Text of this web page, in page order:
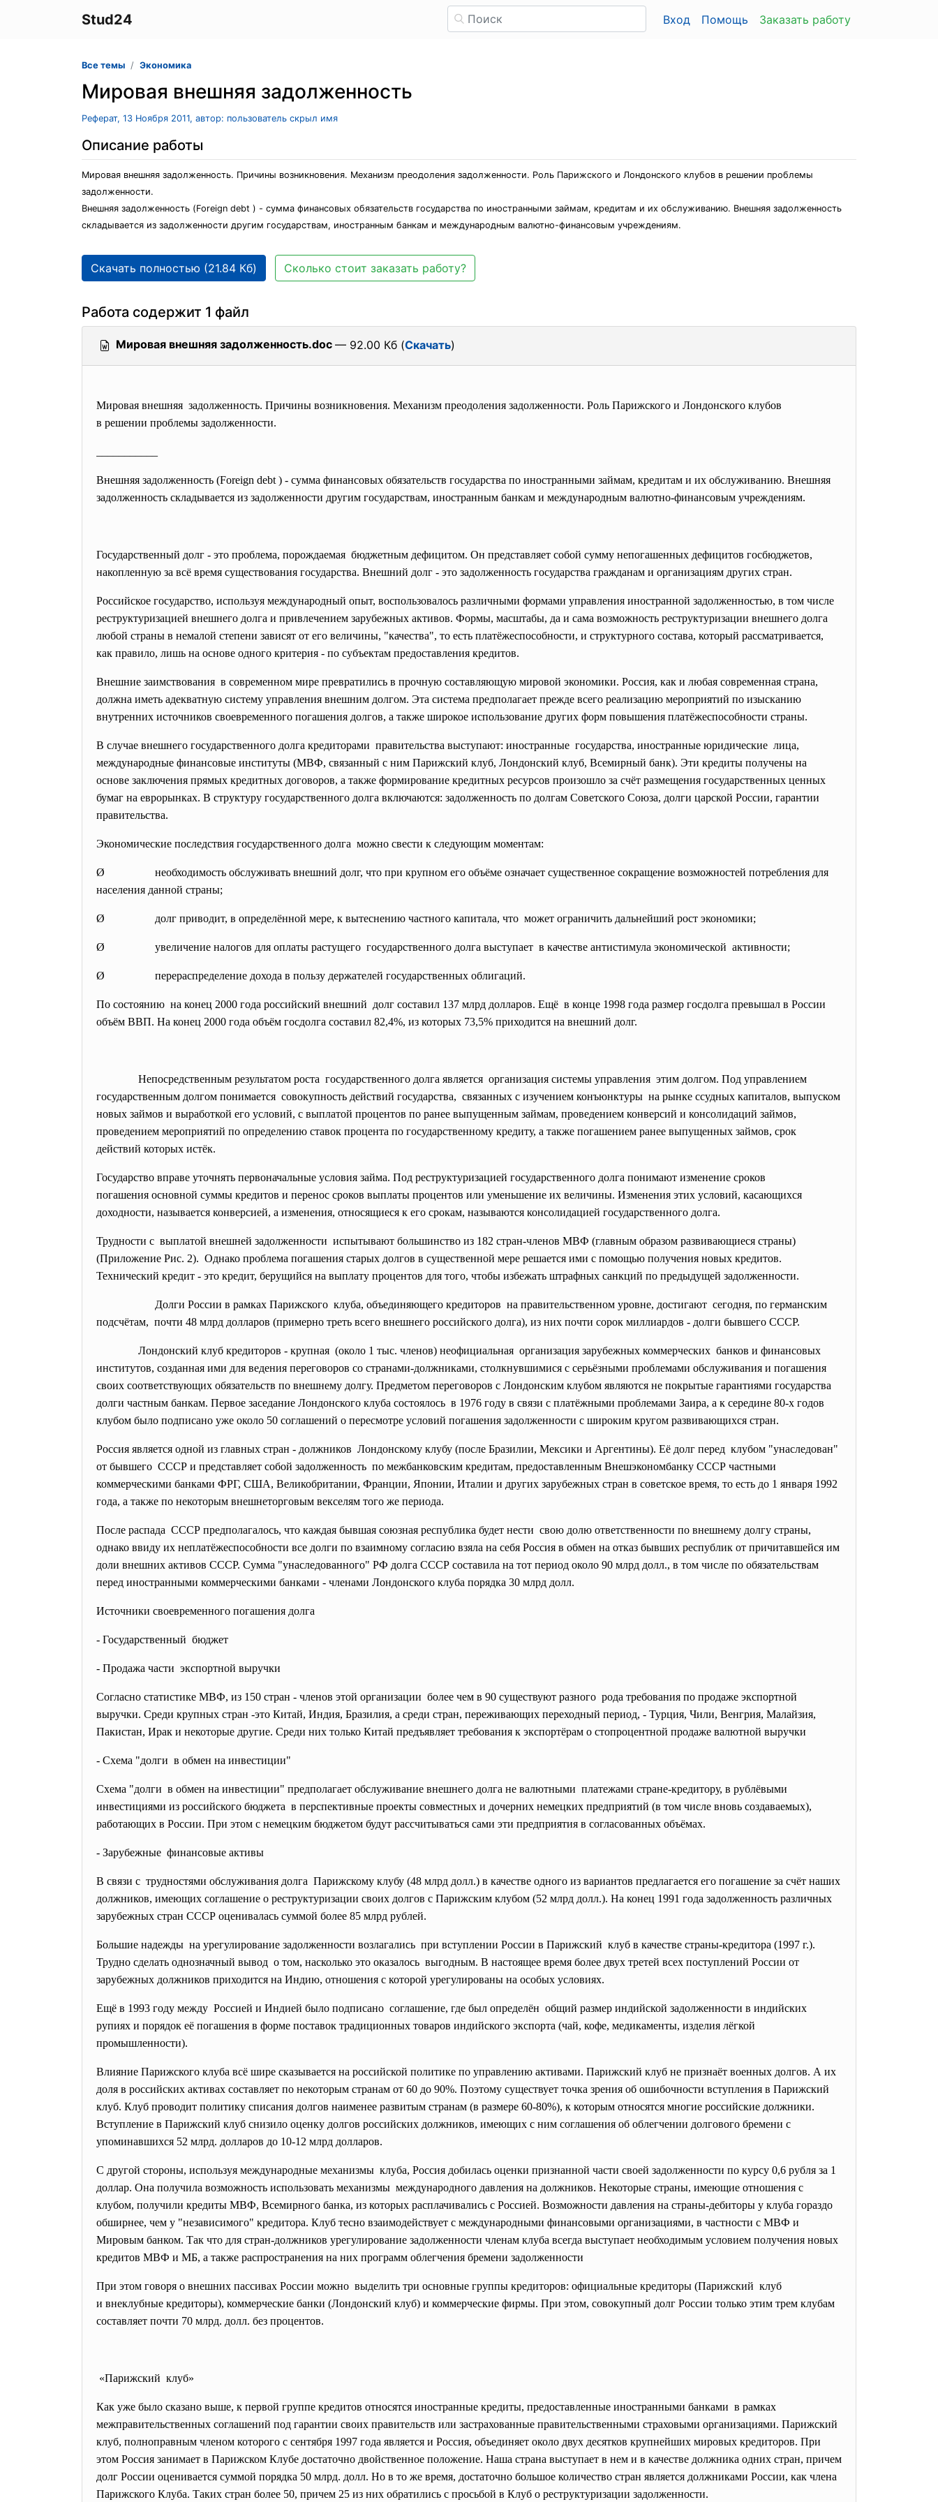
Stud24 Вход Помощь Заказать работу
Все темы Экономика
Мировая внешняя задолженность
Реферат, 13 Ноября 2011, автор: пользователь скрыл имя
Описание работы
Мировая внешняя задолженность. Причины возникновения. Механизм преодоления задолженности. Роль Парижского и Лондонского клубов в решении проблемы
задолженности.
Внешняя задолженность (Foreign debt ) - сумма финансовых обязательств государства по иностранными займам, кредитам и их обслуживанию. Внешняя задолженность
складывается из задолженности другим государствам, иностранным банкам и международным валютно-финансовым учреждениям.
Скачать полностью (21.84 Кб) Сколько стоит заказать работу?
Работа содержит 1 файл
Мировая внешняя задолженность.doc — 92.00 Кб (Скачать)
Мировая внешняя задолженность. Причины возникновения. Механизм преодоления задолженности. Роль Парижского и Лондонского клубов
в решении проблемы задолженности.
Внешняя задолженность (Foreign debt ) - сумма финансовых обязательств государства по иностранными займам, кредитам и их обслуживанию. Внешняя
задолженность складывается из задолженности другим государствам, иностранным банкам и международным валютно-финансовым учреждениям.
Государственный долг - это проблема, порождаемая бюджетным дефицитом. Он представляет собой сумму непогашенных дефицитов госбюджетов,
накопленную за всё время существования государства. Внешний долг - это задолженность государства гражданам и организациям других стран.
Российское государство, используя международный опыт, воспользовалось различными формами управления иностранной задолженностью, в том числе
реструктуризацией внешнего долга и привлечением зарубежных активов. Формы, масштабы, да и сама возможность реструктуризации внешнего долга
любой страны в немалой степени зависят от его величины, "качества", то есть платёжеспособности, и структурного состава, который рассматривается,
как правило, лишь на основе одного критерия - по субъектам предоставления кредитов.
Внешние заимствования в современном мире превратились в прочную составляющую мировой экономики. Россия, как и любая современная страна,
должна иметь адекватную систему управления внешним долгом. Эта система предполагает прежде всего реализацию мероприятий по изысканию
внутренних источников своевременного погашения долгов, а также широкое использование других форм повышения платёжеспособности страны.
В случае внешнего государственного долга кредиторами правительства выступают: иностранные государства, иностранные юридические лица,
международные финансовые институты (МВФ, связанный с ним Парижский клуб, Лондонский клуб, Всемирный банк). Эти кредиты получены на
основе заключения прямых кредитных договоров, а также формирование кредитных ресурсов произошло за счёт размещения государственных ценных
бумаг на еврорынках. В структуру государственного долга включаются: задолженность по долгам Советского Союза, долги царской России, гарантии
правительства.
Экономические последствия государственного долга можно свести к следующим моментам:
Ø необходимость обслуживать внешний долг, что при крупном его объёме означает существенное сокращение возможностей потребления для
населения данной страны;
Ø долг приводит, в определённой мере, к вытеснению частного капитала, что может ограничить дальнейший рост экономики;
Ø увеличение налогов для оплаты растущего государственного долга выступает в качестве антистимула экономической активности;
Ø перераспределение дохода в пользу держателей государственных облигаций.
По состоянию на конец 2000 года российский внешний долг составил 137 млрд долларов. Ещё в конце 1998 года размер госдолга превышал в России
объём ВВП. На конец 2000 года объём госдолга составил 82,4%, из которых 73,5% приходится на внешний долг.
Непосредственным результатом роста государственного долга является организация системы управления этим долгом. Под управлением
государственным долгом понимается совокупность действий государства, связанных с изучением конъюнктуры на рынке ссудных капиталов, выпуском
новых займов и выработкой его условий, с выплатой процентов по ранее выпущенным займам, проведением конверсий и консолидаций займов,
проведением мероприятий по определению ставок процента по государственному кредиту, а также погашением ранее выпущенных займов, срок
действий которых истёк.
Государство вправе уточнять первоначальные условия займа. Под реструктуризацией государственного долга понимают изменение сроков
погашения основной суммы кредитов и перенос сроков выплаты процентов или уменьшение их величины. Изменения этих условий, касающихся
доходности, называется конверсией, а изменения, относящиеся к его срокам, называются консолидацией государственного долга.
Трудности с выплатой внешней задолженности испытывают большинство из 182 стран-членов МВФ (главным образом развивающиеся страны)
(Приложение Рис. 2). Однако проблема погашения старых долгов в существенной мере решается ими с помощью получения новых кредитов.
Технический кредит - это кредит, берущийся на выплату процентов для того, чтобы избежать штрафных санкций по предыдущей задолженности.
Долги России в рамках Парижского клуба, объединяющего кредиторов на правительственном уровне, достигают сегодня, по германским
подсчётам, почти 48 млрд долларов (примерно треть всего внешнего российского долга), из них почти сорок миллиардов - долги бывшего СССР.
Лондонский клуб кредиторов - крупная (около 1 тыс. членов) неофициальная организация зарубежных коммерческих банков и финансовых
институтов, созданная ими для ведения переговоров со странами-должниками, столкнувшимися с серьёзными проблемами обслуживания и погашения
своих соответствующих обязательств по внешнему долгу. Предметом переговоров с Лондонским клубом являются не покрытые гарантиями государства
долги частным банкам. Первое заседание Лондонского клуба состоялось в 1976 году в связи с платёжными проблемами Заира, а к середине 80-х годов
клубом было подписано уже около 50 соглашений о пересмотре условий погашения задолженности с широким кругом развивающихся стран.
Россия является одной из главных стран - должников Лондонскому клубу (после Бразилии, Мексики и Аргентины). Её долг перед клубом "унаследован"
от бывшего СССР и представляет собой задолженность по межбанковским кредитам, предоставленным Внешэкономбанку СССР частными
коммерческими банками ФРГ, США, Великобритании, Франции, Японии, Италии и других зарубежных стран в советское время, то есть до 1 января 1992
года, а также по некоторым внешнеторговым векселям того же периода.
После распада СССР предполагалось, что каждая бывшая союзная республика будет нести свою долю ответственности по внешнему долгу страны,
однако ввиду их неплатёжеспособности все долги по взаимному согласию взяла на себя Россия в обмен на отказ бывших республик от причитавшейся им
доли внешних активов СССР. Сумма "унаследованного" РФ долга СССР составила на тот период около 90 млрд долл., в том числе по обязательствам
перед иностранными коммерческими банками - членами Лондонского клуба порядка 30 млрд долл.
Источники своевременного погашения долга
- Государственный бюджет
- Продажа части экспортной выручки
Согласно статистике МВФ, из 150 стран - членов этой организации более чем в 90 существуют разного рода требования по продаже экспортной
выручки. Среди крупных стран -это Китай, Индия, Бразилия, а среди стран, переживающих переходный период, - Турция, Чили, Венгрия, Малайзия,
Пакистан, Ирак и некоторые другие. Среди них только Китай предъявляет требования к экспортёрам о стопроцентной продаже валютной выручки
- Схема "долги в обмен на инвестиции"
Схема "долги в обмен на инвестиции" предполагает обслуживание внешнего долга не валютными платежами стране-кредитору, в рублёвыми
инвестициями из российского бюджета в перспективные проекты совместных и дочерних немецких предприятий (в том числе вновь создаваемых),
работающих в России. При этом с немецким бюджетом будут рассчитываться сами эти предприятия в согласованных объёмах.
- Зарубежные финансовые активы
В связи с трудностями обслуживания долга Парижскому клубу (48 млрд долл.) в качестве одного из вариантов предлагается его погашение за счёт наших
должников, имеющих соглашение о реструктуризации своих долгов с Парижским клубом (52 млрд долл.). На конец 1991 года задолженность различных
зарубежных стран СССР оценивалась суммой более 85 млрд рублей.
Большие надежды на урегулирование задолженности возлагались при вступлении России в Парижский клуб в качестве страны-кредитора (1997 г.).
Трудно сделать однозначный вывод о том, насколько это оказалось выгодным. В настоящее время более двух третей всех поступлений России от
зарубежных должников приходится на Индию, отношения с которой урегулированы на особых условиях.
Ещё в 1993 году между Россией и Индией было подписано соглашение, где был определён общий размер индийской задолженности в индийских
рупиях и порядок её погашения в форме поставок традиционных товаров индийского экспорта (чай, кофе, медикаменты, изделия лёгкой
промышленности).
Влияние Парижского клуба всё шире сказывается на российской политике по управлению активами. Парижский клуб не признаёт военных долгов. А их
доля в российских активах составляет по некоторым странам от 60 до 90%. Поэтому существует точка зрения об ошибочности вступления в Парижский
клуб. Клуб проводит политику списания долгов наименее развитым странам (в размере 60-80%), к которым относятся многие российские должники.
Вступление в Парижский клуб снизило оценку долгов российских должников, имеющих с ним соглашения об облегчении долгового бремени с
упоминавшихся 52 млрд. долларов до 10-12 млрд долларов.
С другой стороны, используя международные механизмы клуба, Россия добилась оценки признанной части своей задолженности по курсу 0,6 рубля за 1
доллар. Она получила возможность использовать механизмы международного давления на должников. Некоторые страны, имеющие отношения с
клубом, получили кредиты МВФ, Всемирного банка, из которых расплачивались с Россией. Возможности давления на страны-дебиторы у клуба гораздо
обширнее, чем у "независимого" кредитора. Клуб тесно взаимодействует с международными финансовыми организациями, в частности с МВФ и
Мировым банком. Так что для стран-должников урегулирование задолженности членам клуба всегда выступает необходимым условием получения новых
кредитов МВФ и МБ, а также распространения на них программ облегчения бремени задолженности
При этом говоря о внешних пассивах России можно выделить три основные группы кредиторов: официальные кредиторы (Парижский клуб
и внеклубные кредиторы), коммерческие банки (Лондонский клуб) и коммерческие фирмы. При этом, совокупный долг России только этим трем клубам
составляет почти 70 млрд. долл. без процентов.
«Парижский клуб»
Как уже было сказано выше, к первой группе кредитов относятся иностранные кредиты, предоставленные иностранными банками в рамках
межправительственных соглашений под гарантии своих правительств или застрахованные правительственными страховыми организациями. Парижский
клуб, полноправным членом которого с сентября 1997 года является и Россия, объединяет около двух десятков крупнейших мировых кредиторов. При
этом Россия занимает в Парижском Клубе достаточно двойственное положение. Наша страна выступает в нем и в качестве должника одних стран, причем
долг России оценивается суммой порядка 50 млрд. долл. Но в то же время, достаточно большое количество стран является должниками России, как члена
Парижского Клуба. Таких стран более 50, причем 25 из них обратились с просьбой в Клуб о реструктуризации задолженности.